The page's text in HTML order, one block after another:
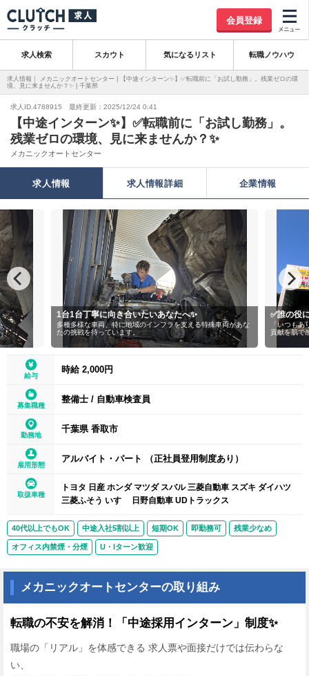
会員登録
求人検索 スカウト 気になるリスト 転職ノウハウ
求人情報｜ メカニックオートセンター | 【中途インターン✨】✅転職前に「お試し勤務」。残業ゼロの環
境、見に来ませんか？✨ | 千葉県
求人ID.4788915 最終更新：2025/12/24 0:41
【中途インターン✨】✅転職前に「お試し勤務」。
残業ゼロの環境、見に来ませんか？✨
メカニックオートセンター
求人情報 求人情報詳細 企業情報
1台1台丁寧に向き合いたいあなたへ✨
多種多様な車両、特に地域のインフラを支える特殊車両があな
たの挑戦を待っています。
✅誰の役
「いつも
貢献を肌で
給与
時給 2,000円
募集職種
整備士 / 自動車検査員
勤務地
千葉県 香取市
雇用形態
アルバイト・パート （正社員登用制度あり）
取扱車種
トヨタ 日産 ホンダ マツダ スバル 三菱自動車 スズキ ダイハツ
三菱ふそう いすゞ 日野自動車 UDトラックス
40代以上でもOK 中途入社5割以上 短期OK 即勤務可 残業少なめ
オフィス内禁煙・分煙 U・Iターン歓迎
メカニックオートセンターの取り組み
転職の不安を解消！「中途採用インターン」制度✨
職場の「リアル」を体感できる 求人票や面接だけでは伝わらな
い、